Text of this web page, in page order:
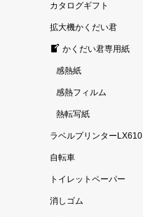
カタログギフト
拡大機かくだい君
かくだい君専用紙
感熱紙
感熱フィルム
熱転写紙
ラベルプリンターLX610
自転車
トイレットペーパー
消しゴム